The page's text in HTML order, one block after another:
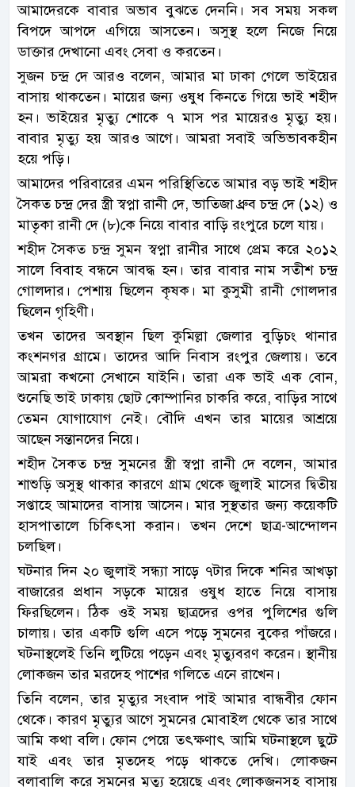
আমাদেরকে বাবার অভাব বুঝতে দেননি। সব সময় সকল
বিপদে আপদে এগিয়ে আসতেন। অসুস্থ হলে নিজে নিয়ে
ডাক্তার দেখানো এবং সেবা ও করতেন।
সুজন চন্দ্র দে আরও বলেন, আমার মা ঢাকা গেলে ভাইয়ের
বাসায় থাকতেন। মায়ের জন্য ওষুধ কিনতে গিয়ে ভাই শহীদ
হন। ভাইয়ের মৃত্যু শোকে ৭ মাস পর মায়েরও মৃত্যু হয়।
বাবার মৃত্যু হয় আরও আগে। আমরা সবাই অভিভাবকহীন
হয়ে পড়ি।
আমাদের পরিবারের এমন পরিস্থিতিতে আমার বড় ভাই শহীদ
সৈকত চন্দ্র দের স্ত্রী স্বপ্না রানী দে, ভাতিজা ধ্রুব চন্দ্র দে (১২) ও
মাতৃকা রানী দে (৮)কে নিয়ে বাবার বাড়ি রংপুরে চলে যায়।
শহীদ সৈকত চন্দ্র সুমন স্বপ্না রানীর সাথে প্রেম করে ২০১২
সালে বিবাহ বন্ধনে আবদ্ধ হন। তার বাবার নাম সতীশ চন্দ্র
গোলদার। পেশায় ছিলেন কৃষক। মা কুসুমী রানী গোলদার
ছিলেন গৃহিণী।
তখন তাদের অবস্থান ছিল কুমিল্লা জেলার বুড়িচং থানার
কংশনগর গ্রামে। তাদের আদি নিবাস রংপুর জেলায়। তবে
আমরা কখনো সেখানে যাইনি। তারা এক ভাই এক বোন,
শুনেছি ভাই ঢাকায় ছোট কোম্পানির চাকরি করে, বাড়ির সাথে
তেমন যোগাযোগ নেই। বৌদি এখন তার মায়ের আশ্রয়ে
আছেন সন্তানদের নিয়ে।
শহীদ সৈকত চন্দ্র সুমনের স্ত্রী স্বপ্না রানী দে বলেন, আমার
শাশুড়ি অসুস্থ থাকার কারণে গ্রাম থেকে জুলাই মাসের দ্বিতীয়
সপ্তাহে আমাদের বাসায় আসেন। মার সুস্থতার জন্য কয়েকটি
হাসপাতালে চিকিৎসা করান। তখন দেশে ছাত্র-আন্দোলন
চলছিল।
ঘটনার দিন ২০ জুলাই সন্ধ্যা সাড়ে ৭টার দিকে শনির আখড়া
বাজারের প্রধান সড়কে মায়ের ওষুধ হাতে নিয়ে বাসায়
ফিরছিলেন। ঠিক ওই সময় ছাত্রদের ওপর পুলিশের গুলি
চালায়। তার একটি গুলি এসে পড়ে সুমনের বুকের পাঁজরে।
ঘটনাস্থলেই তিনি লুটিয়ে পড়েন এবং মৃত্যুবরণ করেন। স্থানীয়
লোকজন তার মরদেহ পাশের গলিতে এনে রাখেন।
তিনি বলেন, তার মৃত্যুর সংবাদ পাই আমার বান্ধবীর ফোন
থেকে। কারণ মৃত্যুর আগে সুমনের মোবাইল থেকে তার সাথে
আমি কথা বলি। ফোন পেয়ে তৎক্ষণাৎ আমি ঘটনাস্থলে ছুটে
যাই এবং তার মৃতদেহ পড়ে থাকতে দেখি। লোকজন
বলাবালি করে সুমনের মৃত্যু হয়েছে এবং লোকজনসহ বাসায়